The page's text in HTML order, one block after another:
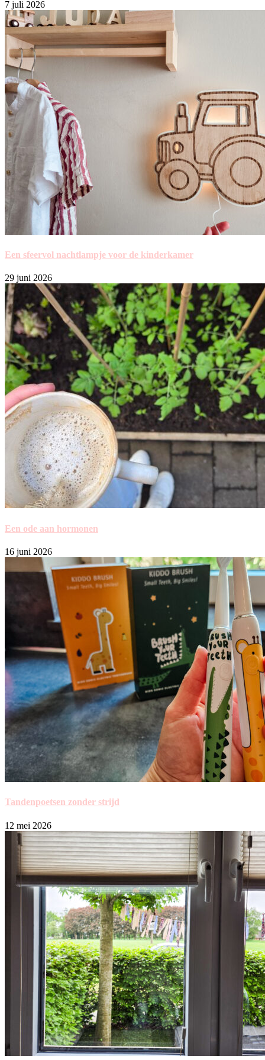
7 juli 2026
Een sfeervol nachtlampje voor de kinderkamer
29 juni 2026
Een ode aan hormonen
16 juni 2026
Tandenpoetsen zonder strijd
12 mei 2026